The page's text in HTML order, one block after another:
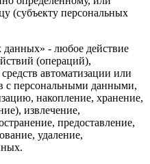
(субъекту персональных
данных» - любое действие
(операций),
автоматизации или
с персональными данными,
накопление, хранение,
извлечение,
предоставление,
удаление,